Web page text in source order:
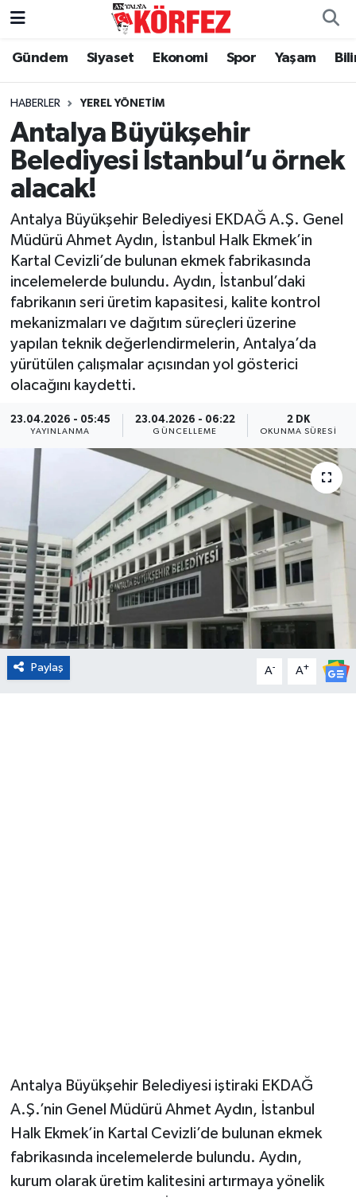
Gündem Siyaset Ekonomi Spor Yaşam
HABERLER YEREL YÖNETIM
Antalya Büyükşehir
Belediyesi İstanbul’u örnek
alacak!
Antalya Büyükşehir Belediyesi EKDAĞ A.Ş. Genel
Müdürü Ahmet Aydın, İstanbul Halk Ekmek’in
Kartal Cevizli’de bulunan ekmek fabrikasında
incelemelerde bulundu. Aydın, İstanbul’daki
fabrikanın seri üretim kapasitesi, kalite kontrol
mekanizmaları ve dağıtım süreçleri üzerine
yapılan teknik değerlendirmelerin, Antalya’da
yürütülen çalışmalar açısından yol gösterici
olacağını kaydetti.
23.04.2026 - 05:45
YAYINLANMA
23.04.2026 - 06:22
GÜNCELLEME
2 DK
OKUNMA SÜRESI
Paylaş A- A+
Antalya Büyükşehir Belediyesi iştiraki EKDAĞ
A.Ş.’nin Genel Müdürü Ahmet Aydın, İstanbul
Halk Ekmek’in Kartal Cevizli’de bulunan ekmek
fabrikasında incelemelerde bulundu. Aydın,
kurum olarak üretim kalitesini artırmaya yönelik
Gündem
Siyaset
Yerel Yönetim
Ekonomi
Spor
Yaşam
Asayiş
Dünya
Eğitim
Sağlık
Çevre
Kültür ve Sanat
Sivil Toplum
Tarım
Nöbetçi Eczaneler
Hava Durumu
Trafik Durumu
Süper Lig Puan Durumu ve Fikstür
Tüm Manşetler
Son Dakika Haberleri
Haber Arşivi